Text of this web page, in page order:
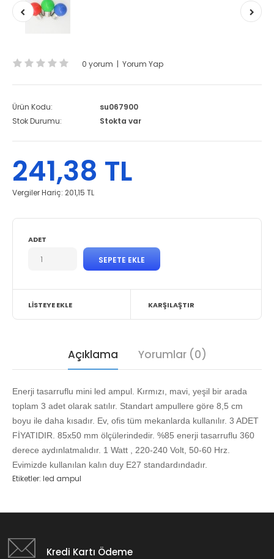
0 yorum | Yorum Yap
Ürün Kodu:
su067900
Stok Durumu:
Stokta var
241,38 TL
Vergiler Hariç: 201,15 TL
ADET
LISTEYE EKLE KARŞILAŞTIR
Açıklama Yorumlar (0)
Enerji tasarruflu mini led ampul. Kırmızı, mavi, yeşil bir arada
toplam 3 adet olarak satılır. Standart ampullere göre 8,5 cm
boyu ile daha kısadır. Ev, ofis tüm mekanlarda kullanılır. 3 ADET
FİYATIDIR. 85x50 mm ölçülerindedir. %85 enerji tasarruflu 360
derece aydınlatmalıdır. 1 Watt , 220-240 Volt, 50-60 Hrz.
Evimizde kullanılan kalın duy E27 standardındadır.
Etiketler: led ampul
Kredi Kartı Ödeme